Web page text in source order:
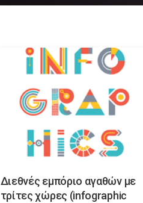
Διεθνές εμπόριο αγαθών με
τρίτες χώρες (infographic